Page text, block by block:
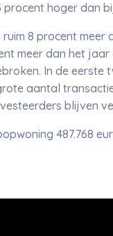
hoger dan
8 procent meer
meer dan het
In de eerste
aantal
blijven
487.768